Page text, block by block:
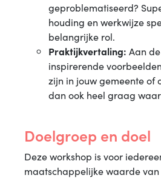
geproblematiseerd?
houding en werkwijze
belangrijke rol.
Praktijkvertaling: Aan
inspirerende
zijn in jouw gemeente of
dan ook heel graag
Doelgroep en doel
Deze workshop is voor
maatschappelijke waarde